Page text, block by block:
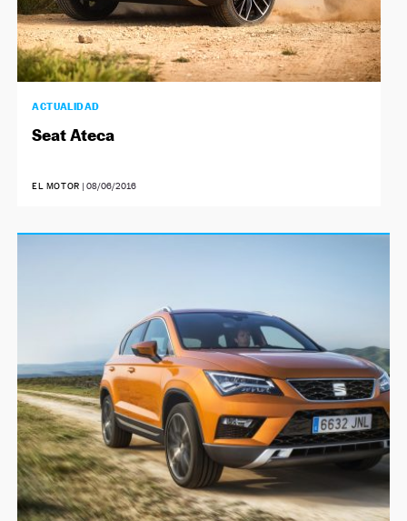
ACTUALIDAD
Seat Ateca
EL MOTOR | 08/06/2016